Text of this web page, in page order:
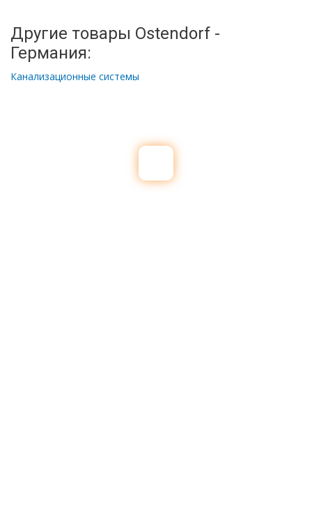
Другие товары Ostendorf -
Германия:
Канализационные системы